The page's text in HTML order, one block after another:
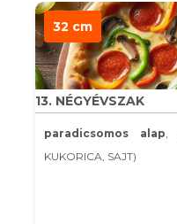
32 cm
13. NÉGYÉVSZAK
paradicsomos alap,
KUKORICA, SAJT)